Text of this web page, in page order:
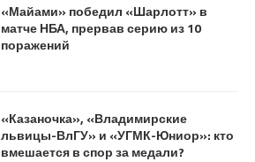
«Майами» победил «Шарлотт» в
матче НБА, прервав серию из 10
поражений
«Казаночка», «Владимирские
львицы-ВлГУ» и «УГМК-Юниор»: кто
вмешается в спор за медали?